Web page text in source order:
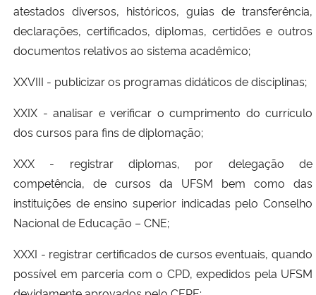
atestados diversos, históricos, guias de transferência,
declarações, certificados, diplomas, certidões e outros
documentos relativos ao sistema acadêmico;
XXVIII - publicizar os programas didáticos de disciplinas;
XXIX - analisar e verificar o cumprimento do currículo
dos cursos para fins de diplomação;
XXX - registrar diplomas, por delegação de
competência, de cursos da UFSM bem como das
instituições de ensino superior indicadas pelo Conselho
Nacional de Educação – CNE;
XXXI - registrar certificados de cursos eventuais, quando
possível em parceria com o CPD, expedidos pela UFSM